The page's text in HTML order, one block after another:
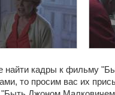
найти кадры к фильму
то просим вас их